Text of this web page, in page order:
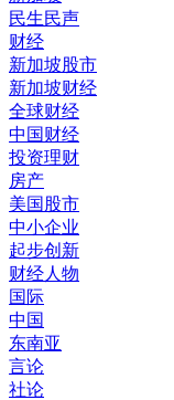
民生民声
财经
新加坡股市
新加坡财经
全球财经
中国财经
投资理财
房产
美国股市
中小企业
起步创新
财经人物
国际
中国
东南亚
言论
社论